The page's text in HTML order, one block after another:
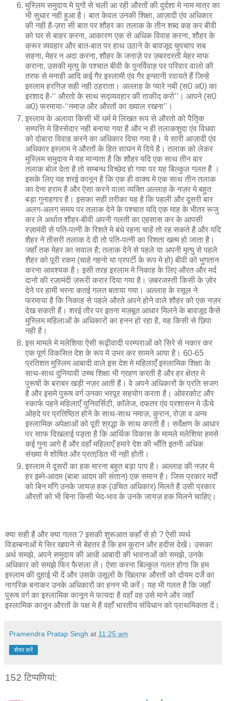
मुस्लिम समुदाय मे युगों से चली आ रही औरतों की दुर्दशा मे नाम मात्र का
भी सुधार नही हुआ है। बात केवल उनकी शिक्षा, आज़ादी एंव अधिकार
की नही है-ज़रा सी बात पर शौहर का तलाक के तीन शब्द कह कर बीवी
को घर से बाहर करना, आकारण एक से अधिक विवाह करना, शौहर के
क्रूर व्यवहार और बात-बात पर हाथ उठाने के बावजूद चुपचाप सब
सहना, मेहर न अदा करना, शौहर के जनाज़े पर ज़बरदस्ती मेहर माफ
कराना, उसकी मृत्यु के पश्चात बीवी के पुनर्विवाह पर परिवार वालो की
तरफ से मनाही आदि कई गैर इस्लामी एंव गैर इन्सानी रवायते हैं जिन्हे
इस्लाम हरगिज़ सही नही ठहराता। अल्लाह के प्यारे नबी (स0 अ0) का
इरशाद है-‘‘ औरतो के साथ सद्व्यवहार की ताकीद करो’’। आपने (स0
अ0) फरमाया-‘‘नमाज़ और औरतों का ख्याल रखना’’।
इस्लाम के अलावा किसी भी धर्म मे लिखत रूप से औरतो को पैतिृक
सम्पत्ति मे हिस्सेदार नही बनाया गया है और न ही तलाकशुदा एंव विधवा
को दोबारा विवाह करने का अधिकार दिया गया है। ये सारी आज़ादी एंव
अधिकार इस्लाम ने औरतों के हित साघन मे दिये है। तलाक को लेकर
मुस्लिम समुदाय मे यह मान्यता है कि शौहर यदि एक साथ तीन बार
तलाक बोल देता है तो सम्बन्ध विच्छेद हो गया पर यह बिल्कुल गलत हैै ।
इसके लिए यह शरई कानून है कि एक ही वाक्य मे एक साथ तीन तलाक
का देना हराम है और ऐसा करने वाला व्यक्ति अल्लाह के नज़र मे बहुत
बड़ा गुनाहगार है। इसका सही तरीका यह है कि पहली और दूसरी बार
अलग-अलग समय पर तलाक देने के पश्चात यदि एक माह के भीतर रूजु
कर ले अर्थात शौहर-बीवी अपनी गलती का एहसास कर के आपसी
रज़ामंदी से पति-पत्नी के रिशते मे बंधे रहना चाहें तो रह सकते है और यदि
शैहर ने तीसरी तलाक दे दी तो पति-पत्नी का रिशता खत्म हो जाता है।
जहाँ तक मेहर का सवाल है; तलाक देने से पहले या अपनी मृत्यु से पहले
शैहर को पूरी रकम (चाहे गहनो या प्रपर्टी के रूप मे हो) बीवी को भुगतान
करना आवश्यक है। इसी तरह इस्लाम मे निकाह के लिए औरत और मर्द
दानो की रज़ामंदी ज़रूरी करार दिया गया है। ज़बरजस्ती किसी के ज़ोर
देने पर हामी भरना कतई गलत बताया गया। अल्लाह के रसूल ने
फरमाया है कि निकाह से पहले औरते अपने होने वाले शौहर को एक नज़र
देख सकती हैं। शरई तौर पर इतना मज़बूत आधार मिलने के बावजूद कैसे
मुस्लिम महिलाओं के अधिकारों का हनन हो रहा है, यह किसी से छिपा
नही है।
इस मामले मे मलेशिया ऐसी रूढ़ीवादी परम्पराओं को सिरे से नकार कर
एक पूर्ण विकसित देश के रूप मे उभर कर सामने आया है। 60-65
प्रतिशत मुस्लिम आबादी वाले इस देश मे महिलाएँ इस्लामिक शिक्षा के
साथ-साथ दुनियावी उच्च शिक्षा भी ग्रहण करती है और हर क्षेत्र मे
पुरूषों के बराबर खड़ी नज़र आती हैं। वे अपने अधिकारों के प्रति सजग
है और इसमे पुरूष वर्ग उनका भरपूर सहयोग करता है। ओवरकोट और
स्कार्फ पहने महिलाएँ युनिवर्सिटी, काॅलेज, दफतर एंव प्रशासन मे ऊँचे
ओहदे पर प्रतिष्ठित होने के साथ-साथ नमाज़, कुरान, रोज़ा व अन्य
इस्लामिक अपेक्षाओं को पूरी श्रद्धा के साथ करती है। सर्वेक्षण के आधार
पर साफ दिखलाई पड़ता है कि आर्थिक विकास के मामले मलेशिया हमसे
कई गुना आगे है और वहाँ महिलाएँ हमारे देश की भाँति इतनी अधिक
संख्या मे शोषित और प्रताडि़त भी नही होती।
इस्लाम मे दूसरों का हक मारना बहुत बड़ा पाप है। अल्लाह की नज़र मे
हर इब्ने-आदम (बाबा आदम की संतान) एक समान है। जिस प्रकार मर्दों
को बिन माँगे उनके जायज़ हक (उचित अधिकार) मिलते है उसी प्रकार
औरतों को भी बिना किसी भेद-भाव के उनके जायज़ हक मिलने चाहिए।
क्या सही है और क्या गलत ? इसकी शुरूआत कहाँ से हो ? ऐसी व्यर्थ
विडम्बनाओं मे सिर खपाने से बेहतर है कि हम कुरान और हदीस देखें। उसका
अर्थ समझे, अपने समुदाय की आधी आबादी की भावनाओं को समझे, उनके
अधिकार को समझे फिर फैसला लें। ऐसा करना बिल्कुल गलत होगा कि हम
इस्लाम की दुहाई भी दें और उसके उसूलों के खिलाफ औरतों को दोयम दर्जे का
नागरिक बनाकर उनके अधिकारों का हनन भी करें। यह भी गलत है कि जहाँ
पुरूष वर्ग का इस्लामिक कानून मे फायदा है वहाँ वह उसे माने और जहाँ
इस्लामिक कानून औरतों के पक्ष मे है वहाँ भारतीय संविधान को प्राथमिकता दें।
Pramendra Pratap Singh at 11:25 am
शेयर करें
152 टिप्‍पणियां: